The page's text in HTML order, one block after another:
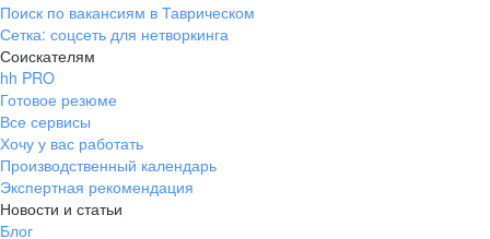
Поиск по вакансиям в Таврическом
Сетка: соцсеть для нетворкинга
Соискателям
hh PRO
Готовое резюме
Все сервисы
Хочу у вас работать
Производственный календарь
Экспертная рекомендация
Новости и статьи
Блог